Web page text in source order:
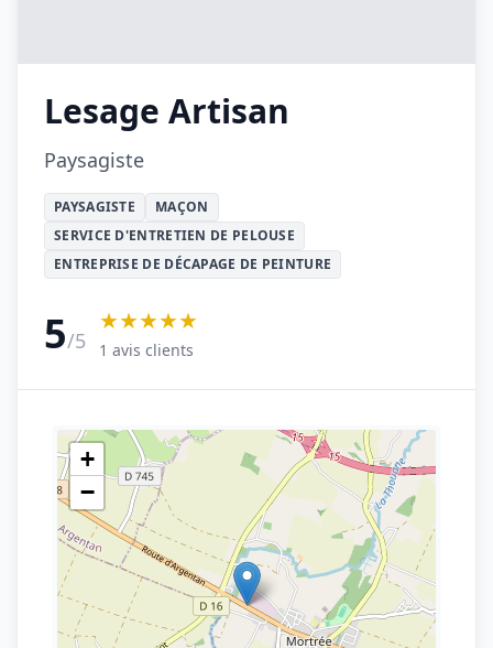
Lesage Artisan
Paysagiste
PAYSAGISTE
MAÇON
SERVICE D'ENTRETIEN DE PELOUSE
ENTREPRISE DE DÉCAPAGE DE PEINTURE
5/5
★★★★★
1 avis clients
+
−